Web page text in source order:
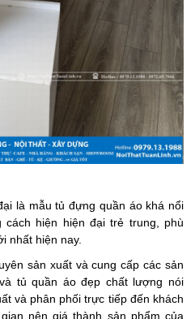
là mẫu tủ đựng quần áo khá nổi
hiện hiện đại trẻ trung, phù
nhất hiện nay.
sản xuất và cung cấp các sản
tủ quần áo đẹp chất lượng nói
và phân phối trực tiếp đến khách
nên giá thành sản phẩm của